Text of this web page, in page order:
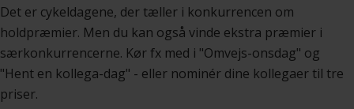
Det er cykeldagene, der tæller i konkurrencen om
holdpræmier. Men du kan også vinde ekstra præmier i
særkonkurrencerne. Kør fx med i "Omvejs-onsdag" og
"Hent en kollega-dag" - eller nominér dine kollegaer til tre
priser.